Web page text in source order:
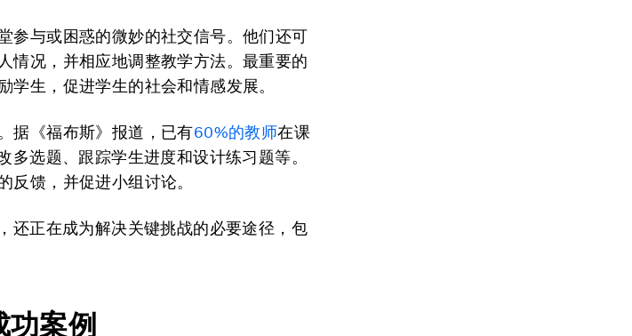
参与或困惑的微妙的社交信号。他们还可
情况，并相应地调整教学方法。最重要的
学生，促进学生的社会和情感发展。
据《福布斯》报道，已有60%的教师在课
选题、跟踪学生进度和设计练习题等。
反馈，并促进小组讨论。
还正在成为解决关键挑战的必要途径，包
功案例